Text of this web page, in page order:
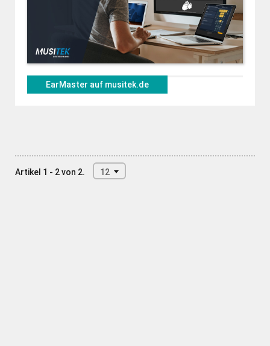
EarMaster auf musitek.de
Artikel 1 - 2 von 2. 12